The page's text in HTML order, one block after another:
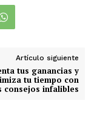
Artículo siguiente
tus ganancias y
tu tiempo con
consejos infalibles